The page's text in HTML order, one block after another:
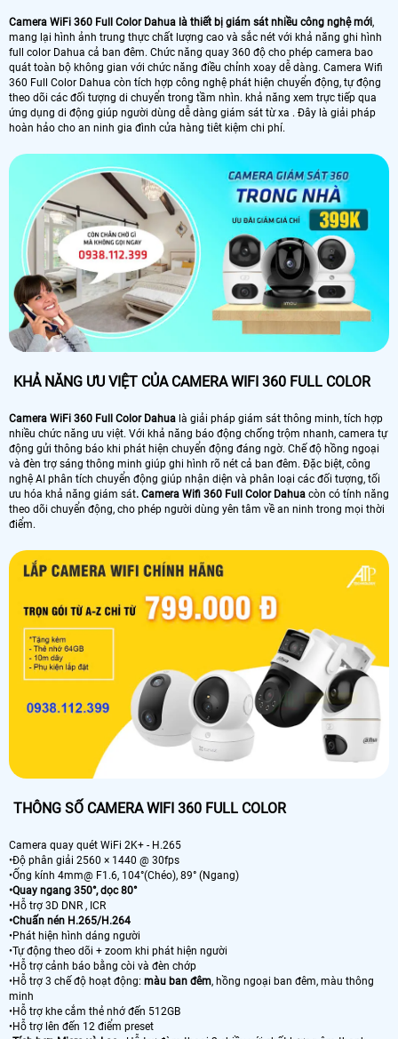
Camera WiFi 360 Full Color Dahua là thiết bị giám sát nhiều công nghệ mới,
mang lại hình ảnh trung thực chất lượng cao và sắc nét với khả năng ghi hình
full color Dahua cả ban đêm. Chức năng quay 360 độ cho phép camera bao
quát toàn bộ không gian với chức năng điều chỉnh xoay dễ dàng. Camera Wifi
360 Full Color Dahua còn tích hợp công nghệ phát hiện chuyển động, tự động
theo dõi các đối tượng di chuyển trong tầm nhìn. khả năng xem trực tiếp qua
ứng dụng di động giúp người dùng dễ dàng giám sát từ xa . Đây là giải pháp
hoàn hảo cho an ninh gia đình cửa hàng tiêt kiệm chi phí.
KHẢ NĂNG ƯU VIỆT CỦA CAMERA WIFI 360 FULL COLOR
Camera WiFi 360 Full Color Dahua là giải pháp giám sát thông minh, tích hợp
nhiều chức năng ưu việt. Với khả năng báo động chống trộm nhanh, camera tự
động gửi thông báo khi phát hiện chuyển động đáng ngờ. Chế độ hồng ngoại
và đèn trợ sáng thông minh giúp ghi hình rõ nét cả ban đêm. Đặc biệt, công
nghệ AI phân tích chuyển động giúp nhận diện và phân loại các đối tượng, tối
ưu hóa khả năng giám sát. Camera Wifi 360 Full Color Dahua còn có tính năng
theo dõi chuyển động, cho phép người dùng yên tâm về an ninh trong mọi thời
điểm.
THÔNG SỐ CAMERA WIFI 360 FULL COLOR
Camera quay quét WiFi 2K+ - H.265
•Độ phân giải 2560 × 1440 @ 30fps
•Ống kính 4mm@ F1.6, 104°(Chéo), 89° (Ngang)
•Quay ngang 350°, dọc 80°
•Hỗ trợ 3D DNR , ICR
•Chuấn nén H.265/H.264
•Phát hiện hình dáng người
•Tự động theo dõi + zoom khi phát hiện người
•Hỗ trợ cảnh báo bằng còi và đèn chớp
•Hỗ trợ 3 chế độ hoạt động: màu ban đêm, hồng ngoại ban đêm, màu thông
minh
•Hỗ trợ khe cắm thẻ nhớ đến 512GB
•Hỗ trợ lên đến 12 điểm preset